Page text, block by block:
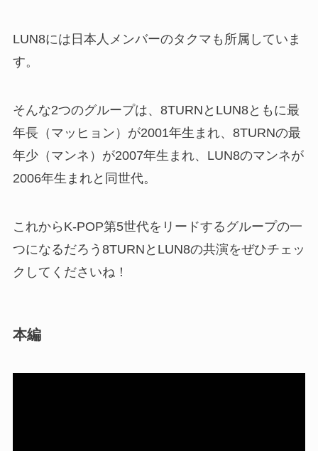
LUN8には日本人メンバーのタクマも所属していま
す。
そんな2つのグループは、8TURNとLUN8ともに最
年長（マッヒョン）が2001年生まれ、8TURNの最
年少（マンネ）が2007年生まれ、LUN8のマンネが
2006年生まれと同世代。
これからK-POP第5世代をリードするグループの一
つになるだろう8TURNとLUN8の共演をぜひチェッ
クしてくださいね！
本編